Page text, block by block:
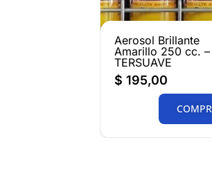
Aerosol Brillante
Amarillo 250 cc. –
TERSUAVE
$ 195,00